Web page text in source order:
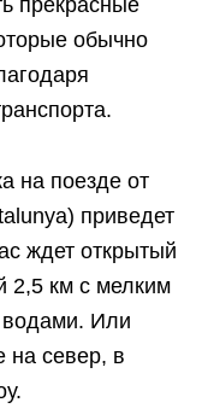
обычно
на поезде от
приведет
ждет открытый
2,5 км с мелким
водами. Или
на север, в